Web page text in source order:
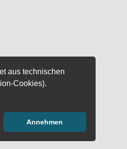
aus technischen
Cookies).
Annehmen